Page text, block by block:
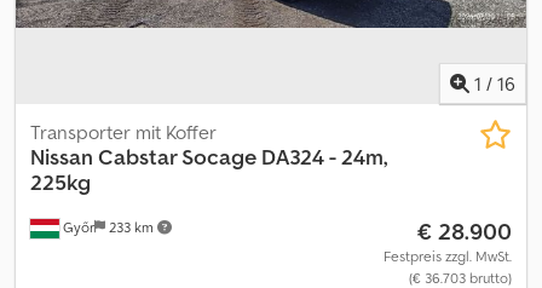
1 / 16
Győr 233 km
Transporter mit Koffer
Nissan Cabstar Socage DA324 - 24m,
225kg
€ 28.900
Festpreis zzgl. MwSt.
(€ 36.703 brutto)